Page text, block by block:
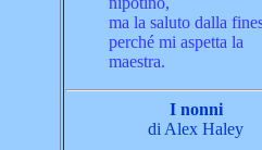
ma la saluto dalla
perché mi aspetta la
maestra.
I nonni
di Alex Haley